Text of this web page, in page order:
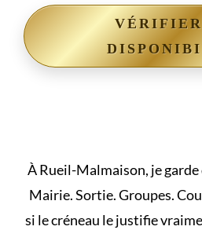
À Rueil-Malmaison, je
Mairie. Sortie. Groupes.
si le créneau le justifie